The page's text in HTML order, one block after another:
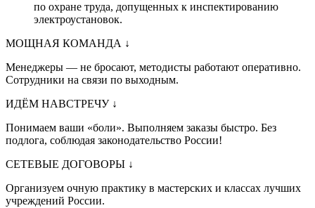
по охране труда, допущенных к инспектированию
электроустановок.
МОЩНАЯ КОМАНДА ↓
Менеджеры — не бросают, методисты работают оперативно.
Сотрудники на связи по выходным.
ИДЁМ НАВСТРЕЧУ ↓
Понимаем ваши «боли». Выполняем заказы быстро. Без
подлога, соблюдая законодательство России!
СЕТЕВЫЕ ДОГОВОРЫ ↓
Организуем очную практику в мастерских и классах лучших
учреждений России.